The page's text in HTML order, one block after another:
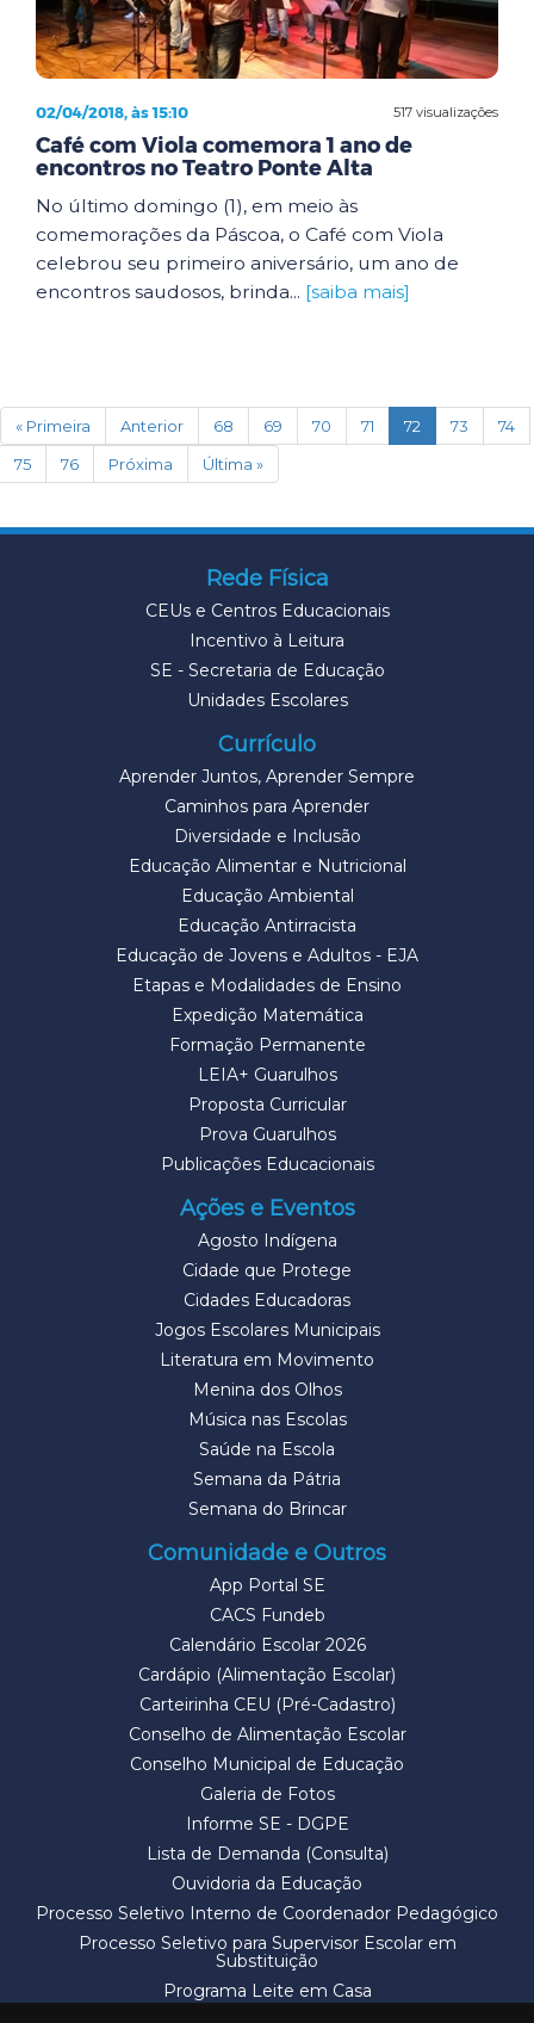
517 visualizações
02/04/2018, às 15:10
Café com Viola comemora 1 ano de
encontros no Teatro Ponte Alta
No último domingo (1), em meio às
comemorações da Páscoa, o Café com Viola
celebrou seu primeiro aniversário, um ano de
encontros saudosos, brinda... [saiba mais]
« Primeira Anterior 68 69 70 71 72 (current)
73
74
75
76 Próxima Última »
Rede Física
CEUs e Centros Educacionais
Incentivo à Leitura
SE - Secretaria de Educação
Unidades Escolares
Currículo
Aprender Juntos, Aprender Sempre
Caminhos para Aprender
Diversidade e Inclusão
Educação Alimentar e Nutricional
Educação Ambiental
Educação Antirracista
Educação de Jovens e Adultos - EJA
Etapas e Modalidades de Ensino
Expedição Matemática
Formação Permanente
LEIA+ Guarulhos
Proposta Curricular
Prova Guarulhos
Publicações Educacionais
Ações e Eventos
Agosto Indígena
Cidade que Protege
Cidades Educadoras
Jogos Escolares Municipais
Literatura em Movimento
Menina dos Olhos
Música nas Escolas
Saúde na Escola
Semana da Pátria
Semana do Brincar
Comunidade e Outros
App Portal SE
CACS Fundeb
Calendário Escolar 2026
Cardápio (Alimentação Escolar)
Carteirinha CEU (Pré-Cadastro)
Conselho de Alimentação Escolar
Conselho Municipal de Educação
Galeria de Fotos
Informe SE - DGPE
Lista de Demanda (Consulta)
Ouvidoria da Educação
Processo Seletivo Interno de Coordenador Pedagógico
Processo Seletivo para Supervisor Escolar em
Substituição
Programa Leite em Casa